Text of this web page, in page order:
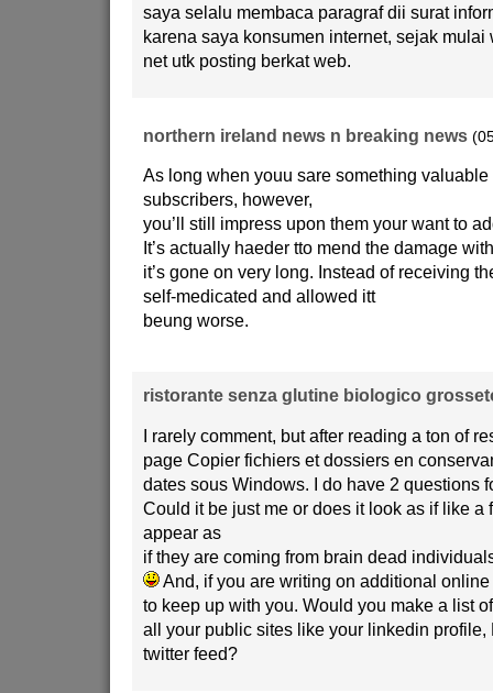
saya selalu membaca paragraf dii surat
karena saya konsumen internet, sejak
net utk posting berkat web.
northern ireland news n breaking news
As long when youu sare something valuable
subscribers, however,
you’ll still impress upon them your want to
It’s actually haeder tto mend the damage
it’s gone on very long. Instead of receiving
self-medicated and allowed itt
beung worse.
ristorante senza glutine biologico
I rarely comment, but after reading a ton of
page Copier fichiers et dossiers en
dates sous Windows. I do have 2 questions
Could it be just me or does it look as if like a
appear as
if they are coming from brain dead
And, if you are writing on additional
to keep up with you. Would you make a list
all your public sites like your linkedin profile,
twitter feed?